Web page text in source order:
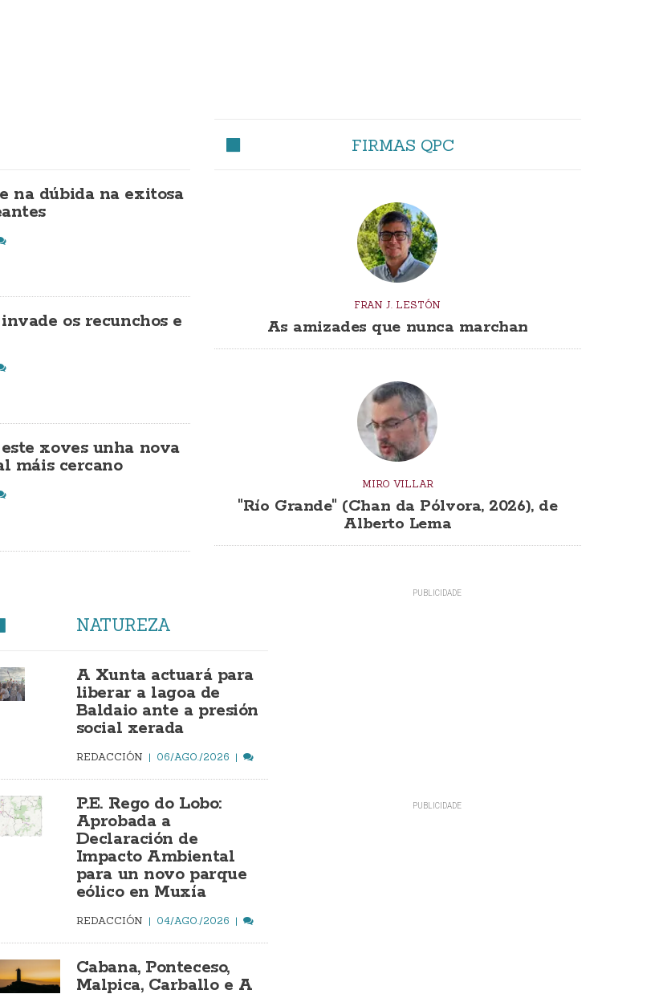
na dúbida na exitosa
os recunchos e
xoves unha nova
máis cercano
FIRMAS QPC
FRAN J. LESTÓN
As amizades que nunca marchan
MIRO VILLAR
"Río Grande" (Chan da Pólvora, 2026), de
Alberto Lema
NATUREZA
A Xunta actuará para
liberar a lagoa de
Baldaio ante a presión
social xerada
REDACCIÓN 06/AGO./2026
P.E. Rego do Lobo:
Aprobada a
Declaración de
Impacto Ambiental
para un novo parque
eólico en Muxía
REDACCIÓN 04/AGO./2026
Cabana, Ponteceso,
Malpica, Carballo e A